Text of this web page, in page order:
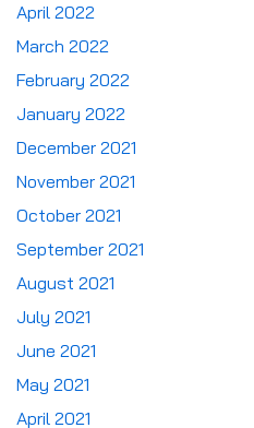
April 2022
March 2022
February 2022
January 2022
December 2021
November 2021
October 2021
September 2021
August 2021
July 2021
June 2021
May 2021
April 2021